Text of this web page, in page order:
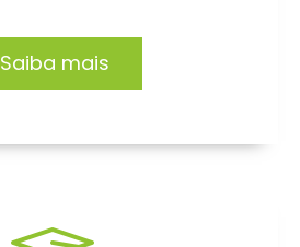
Saiba mais